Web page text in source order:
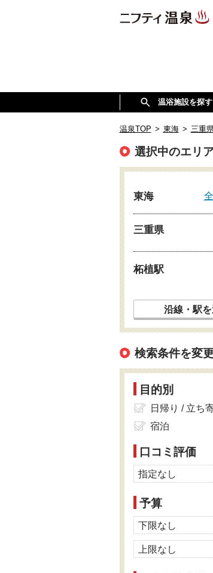
温浴施設を探す
温泉TOP > 東海 > 三重
選択中のエリ
東海
三重県
柘植駅
沿線・駅
検索条件を変
目的別
日帰り / 立ち
宿泊
口コミ評価
指定なし
予算
下限なし
上限なし